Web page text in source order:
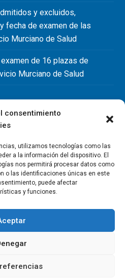
consentimiento
utilizamos tecnologías como las
a la información del dispositivo. El
nos permitirá procesar datos como
o las identificaciones únicas en este
puede afectar
y funciones.
y excluidos,
fecha de examen de las
Murciano de Salud
de 16 plazas de
Murciano de Salud
Fisioterapeutas de la Región de